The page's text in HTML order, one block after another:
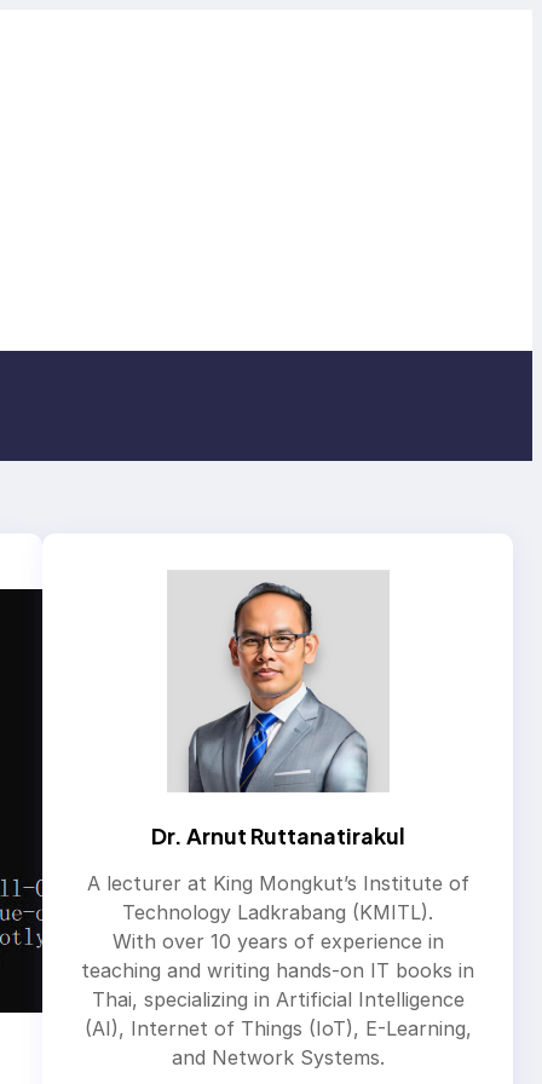
Dr. Arnut Ruttanatirakul
A lecturer at King Mongkut’s Institute of
Technology Ladkrabang (KMITL).
With over 10 years of experience in
teaching and writing hands-on IT books in
Thai, specializing in Artificial Intelligence
(AI), Internet of Things (IoT), E-Learning,
and Network Systems.